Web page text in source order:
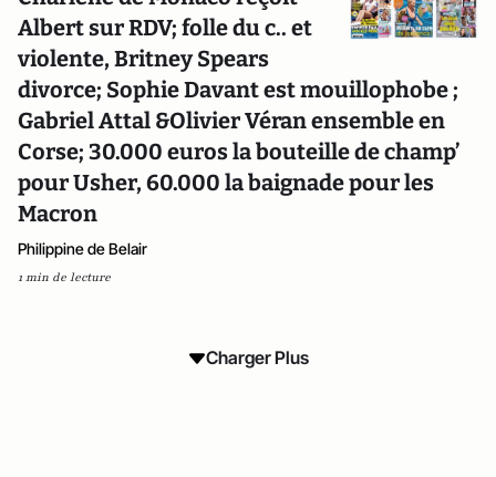
Albert sur RDV; folle du c.. et
violente, Britney Spears
divorce; Sophie Davant est mouillophobe ;
Gabriel Attal &Olivier Véran ensemble en
Corse; 30.000 euros la bouteille de champ’
pour Usher, 60.000 la baignade pour les
Macron
Philippine de Belair
1 min de lecture
Charger Plus